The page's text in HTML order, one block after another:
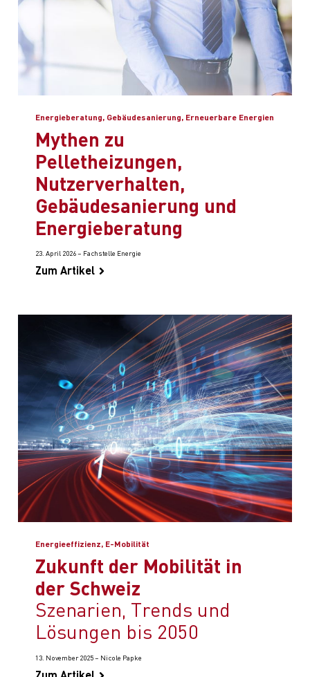
Energieberatung, Gebäudesanierung, Erneuerbare Energien
Mythen zu
Pelletheizungen,
Nutzerverhalten,
Gebäudesanierung und
Energieberatung
23. April 2026 – Fachstelle Energie
Zum Artikel
Energieeffizienz, E-Mobilität
Zukunft der Mobilität in
der Schweiz
Szenarien, Trends und
Lösungen bis 2050
13. November 2025 – Nicole Papke